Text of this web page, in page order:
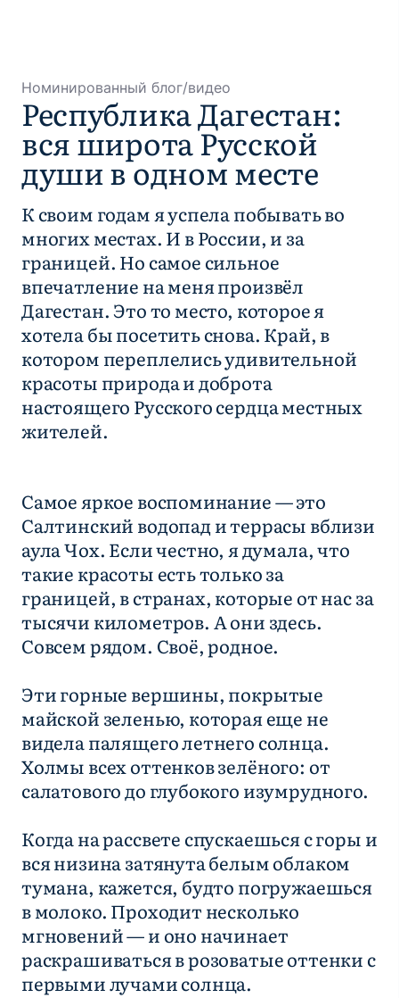
Номинированный блог/видео
Республика Дагестан:
вся широта Русской
души в одном месте
К своим годам я успела побывать во
многих местах. И в России, и за
границей. Но самое сильное
впечатление на меня произвёл
Дагестан. Это то место, которое я
хотела бы посетить снова. Край, в
котором переплелись удивительной
красоты природа и доброта
настоящего Русского сердца местных
жителей.
Самое яркое воспоминание — это
Салтинский водопад и террасы вблизи
аула Чох. Если честно, я думала, что
такие красоты есть только за
границей, в странах, которые от нас за
тысячи километров. А они здесь.
Совсем рядом. Своё, родное.
Эти горные вершины, покрытые
майской зеленью, которая еще не
видела палящего летнего солнца.
Холмы всех оттенков зелёного: от
салатового до глубокого изумрудного.
Когда на рассвете спускаешься с горы и
вся низина затянута белым облаком
тумана, кажется, будто погружаешься
в молоко. Проходит несколько
мгновений — и оно начинает
раскрашиваться в розоватые оттенки с
первыми лучами солнца.